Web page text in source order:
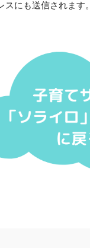
にも送信されます。